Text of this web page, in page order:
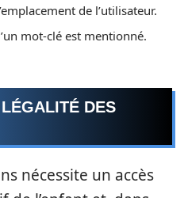
de l’utilisateur.
mot-clé est mentionné.
DES
nécessite un accès